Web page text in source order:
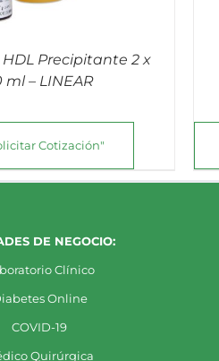
Precipitante 2 x
ml – LINEAR
Cotización"
DE NEGOCIO:
Clínico
Online
COVID-19
Quirúrgica